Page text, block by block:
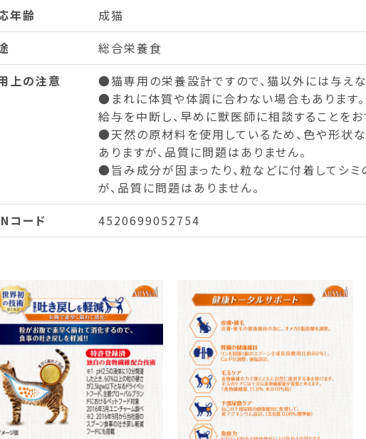
年齢
成猫
総合栄養食
上の注意
●猫専用の栄養設計ですので、猫以外には与えな
●まれに体質や体調に合わない場合もあります
給与を中断し、早めに獣医師に相談することをお
●天然の原材料を使用しているため、色や形状
ありますが、品質に問題はありません。
●旨み成分が固まったり、粒などに付着してシミ
が、品質に問題はありません。
コード
4520699052754